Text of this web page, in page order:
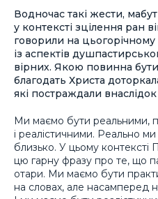
Водночас такі жести,
у контексті зцілення ран
говорили на
із аспектів
вірних. Якою повинна
благодать Христа
які постраждали
Ми маємо бути реальними,
і реалістичними. Реально
близько. У цьому
цю гарну фразу про те, що
отари. Ми маємо бути
на словах, але насамперед